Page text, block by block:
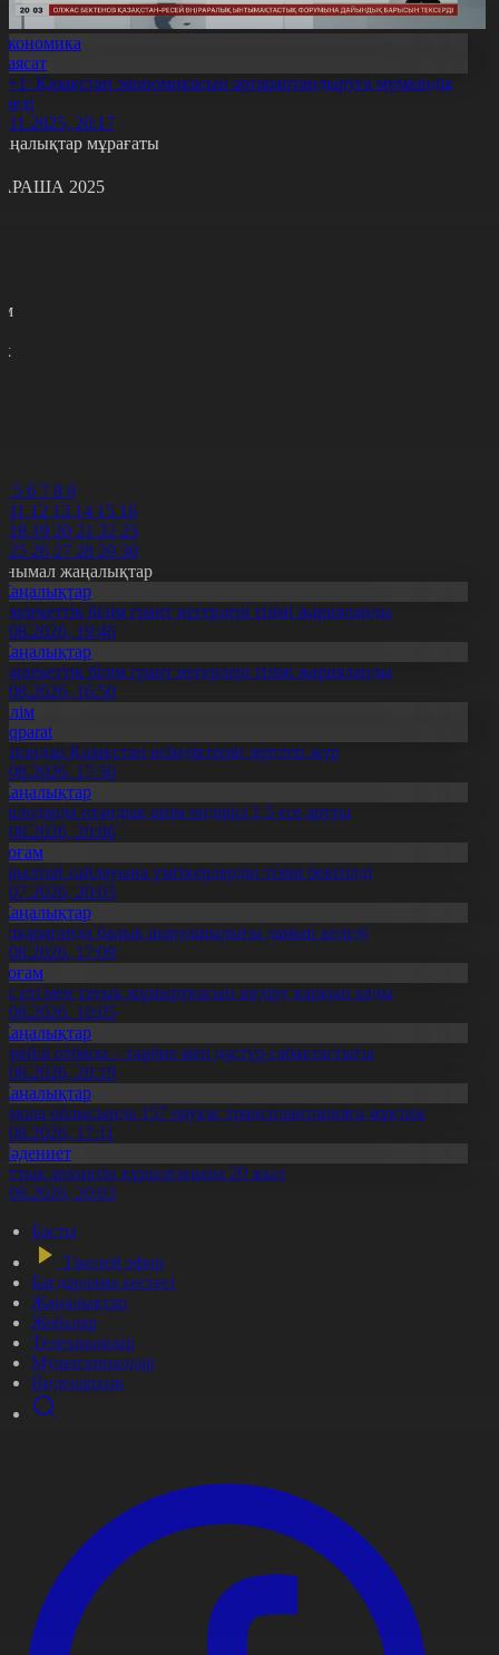
Қазақстан экономикасын әртараптандыруға мүмкіндік
20:17
мұрағаты
2025
5 6 7 8 9
11 12 13 14 15 16
18 19 20 21 22 23
25 26 27 28 29 30
жаңалықтар
білім грант иегерлері тізімі жарияланды
19:46
білім грант иегерлері тізімі жарияланды
16:50
Қазақстан өсімдіктерін зерттеп жүр
17:30
отандық өнім өндірісі 1,5 есе артты
20:06
сайлауына үміткерлердің тізімі бекітілді
20:03
балық шаруашылығы дамып келеді
17:09
еті мен тауық жұмыртқасын өндіру қарқын алды
10:05
отбасы – тәрбие мен дәстүр сабақтастығы
20:19
облысында 157 науқас трансплантацияға мұқтаж
17:11
архивтің құрылғанына 20 жыл
20:03
Басты
Тікелей эфир
Бағдарлама кестесі
Жаңалықтар
Жобалар
Телехикаялар
Мультсериалдар
Видеоархив